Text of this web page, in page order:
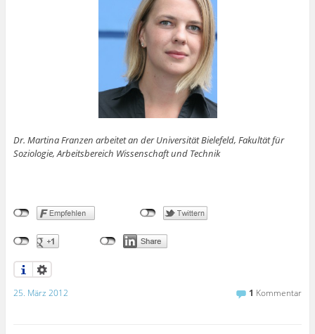
Dr. Martina Franzen arbeitet an der Universität Bielefeld, Fakultät für
Soziologie, Arbeitsbereich Wissenschaft und Technik
25. März 2012 1 Kommentar